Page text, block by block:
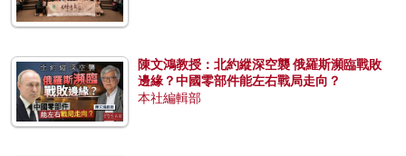
陳文鴻教授：北約縱深空襲 俄羅斯瀕臨戰敗
邊緣？中國零部件能左右戰局走向？
本社編輯部